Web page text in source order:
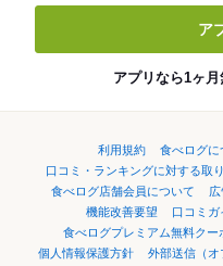
ア
アプリなら1ヶ
利用規約 食べログに
口コミ・ランキングに対する取
食べログ店舗会員について
機能改善要望
口コミガ
食べログプレミアム無料クー
個人情報保護方針
外部送信（オ